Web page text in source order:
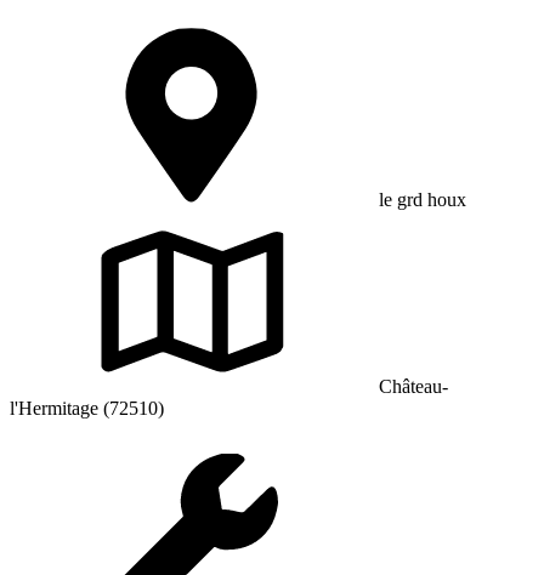
le grd houx
Château-
l'Hermitage (72510)